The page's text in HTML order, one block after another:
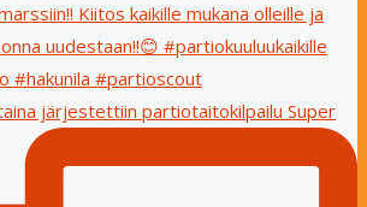
järjestettiin partiotaitokilpailu Super